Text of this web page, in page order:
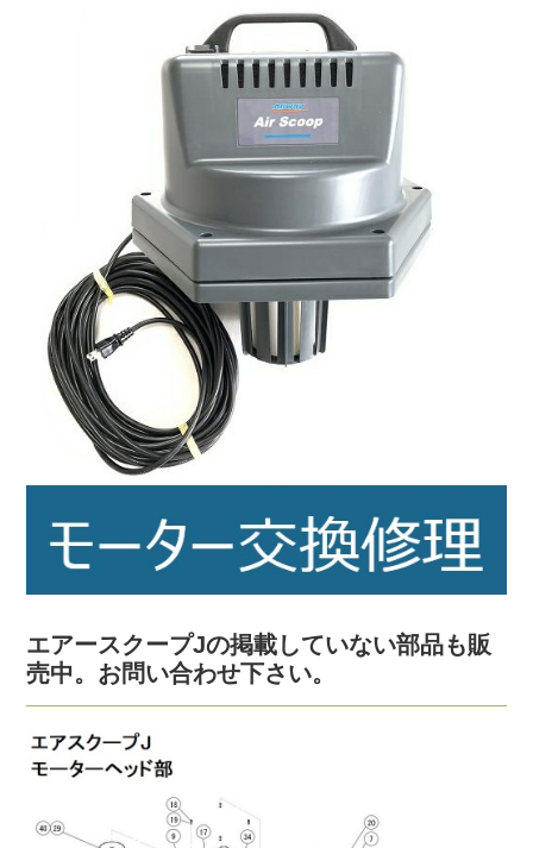
エアースクープJの掲載していない部品も販
売中。お問い合わせ下さい。